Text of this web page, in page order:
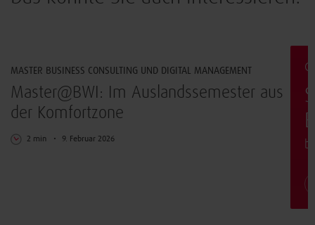
MASTER BUSINESS CONSULTING UND DIGITAL MANAGEMENT
Master@BWI: Im Auslandssemester aus
der Komfortzone
2 min 9. Februar 2026